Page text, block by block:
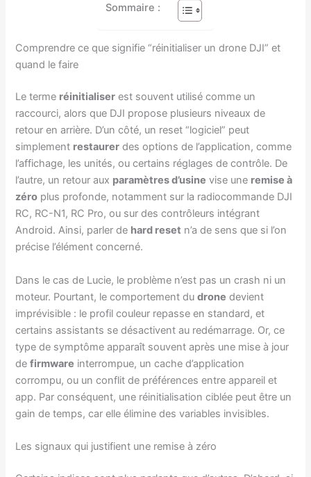
Sommaire :
Comprendre ce que signifie “réinitialiser un drone DJI” et
quand le faire
Le terme réinitialiser est souvent utilisé comme un
raccourci, alors que DJI propose plusieurs niveaux de
retour en arrière. D’un côté, un reset “logiciel” peut
simplement restaurer des options de l’application, comme
l’affichage, les unités, ou certains réglages de contrôle. De
l’autre, un retour aux paramètres d’usine vise une remise à
zéro plus profonde, notamment sur la radiocommande DJI
RC, RC-N1, RC Pro, ou sur des contrôleurs intégrant
Android. Ainsi, parler de hard reset n’a de sens que si l’on
précise l’élément concerné.
Dans le cas de Lucie, le problème n’est pas un crash ni un
moteur. Pourtant, le comportement dudrone devient
imprévisible : le profil couleur repasse en standard, et
certains assistants se désactivent au redémarrage. Or, ce
type de symptôme apparaît souvent après une mise à jour
defirmware interrompue, un cache d’application
corrompu, ou un conflit de préférences entre appareil et
app. Par conséquent, une réinitialisation ciblée peut être un
gain de temps, car elle élimine des variables invisibles.
Les signaux qui justifient une remise à zéro